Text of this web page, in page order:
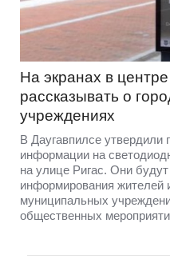
На экранах в
рассказывать о
учреждениях
В Даугавпилсе утвердили
информации на
на улице Ригас. Они
информирования жителей
муниципальных
общественных